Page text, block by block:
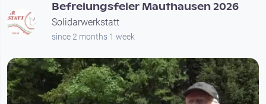
Befreiungsfeier Mauthausen 2026
Solidarwerkstatt
since 2 months 1 week